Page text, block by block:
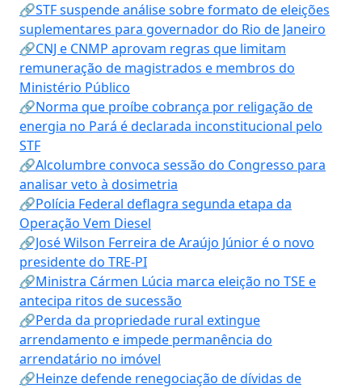
🔗STF suspende análise sobre formato de eleições
suplementares para governador do Rio de Janeiro
🔗CNJ e CNMP aprovam regras que limitam
remuneração de magistrados e membros do
Ministério Público
🔗Norma que proíbe cobrança por religação de
energia no Pará é declarada inconstitucional pelo
STF
🔗Alcolumbre convoca sessão do Congresso para
analisar veto à dosimetria
🔗Polícia Federal deflagra segunda etapa da
Operação Vem Diesel
🔗José Wilson Ferreira de Araújo Júnior é o novo
presidente do TRE-PI
🔗Ministra Cármen Lúcia marca eleição no TSE e
antecipa ritos de sucessão
🔗Perda da propriedade rural extingue
arrendamento e impede permanência do
arrendatário no imóvel
🔗Heinze defende renegociação de dívidas de